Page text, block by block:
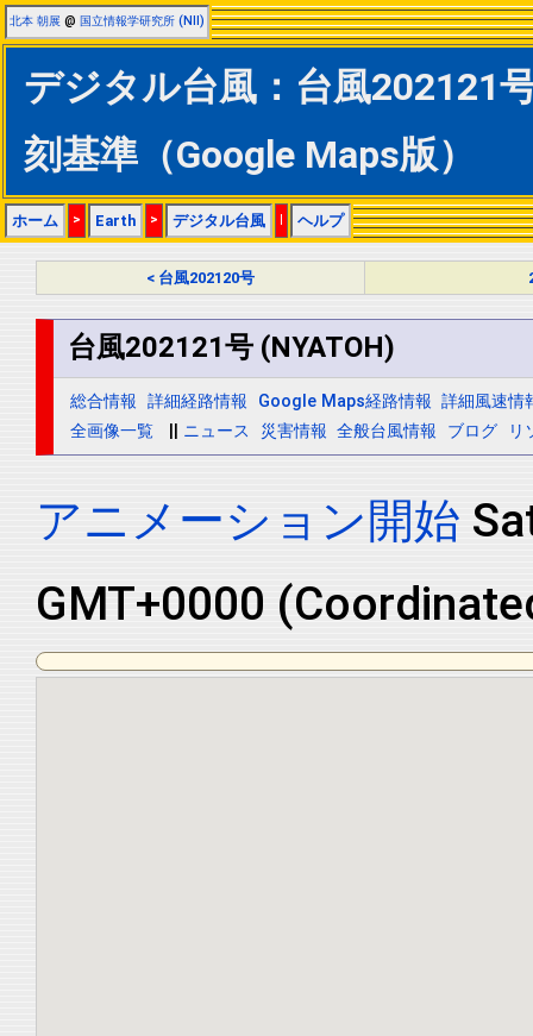
北本 朝展 @ 国立情報学研究所 (NII)
デジタル台風：台風202121
刻基準（Google Maps版）
ホーム > Earth > デジタル台風 | ヘルプ
< 台風202120号
台風202121号 (NYATOH)
総合情報 詳細経路情報 Google Maps経路情報 詳細風速情
全画像一覧
ニュース 災害情報 全般台風情報 ブログ リ
アニメーション開始
GMT+0000